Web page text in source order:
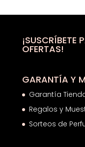
era:
es:
¡SUSCRÍBETE
OFERTAS!
GARANTÍA Y
Garantía
Regalos y
Sorteos de